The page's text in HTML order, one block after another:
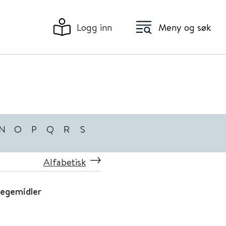
Logg inn Meny og søk
O P Q R S
Alfabetisk